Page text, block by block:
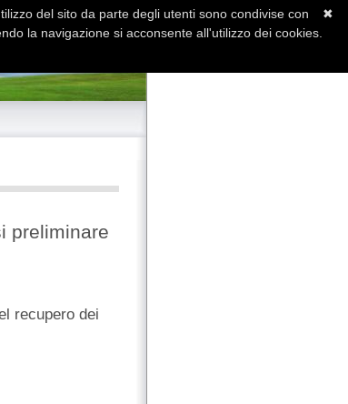
preliminare
recupero dei
✖
del sito da parte degli utenti sono condivise con
la navigazione si acconsente all'utilizzo dei cookies.